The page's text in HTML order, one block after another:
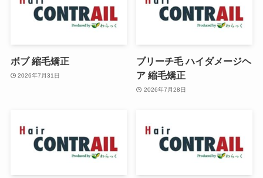
ボブ 縮毛矯正
2026年7月31日
ブリーチ毛 ハイダメージヘ
ア 縮毛矯正
2026年7月28日